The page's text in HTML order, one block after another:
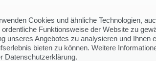
Cookies und ähnliche Technologien,
ordentliche Funktionsweise der Website zu
unseres Angebotes zu analysieren und Ihnen
bieten zu können. Weitere
Datenschutzerklärung.